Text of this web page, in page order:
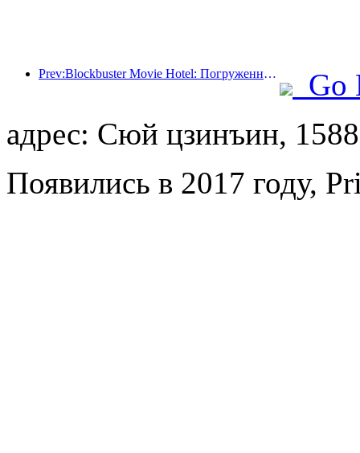
Prev:Blockbuster Movie Hotel: Погруженный в путешествие света и тени, Blockbuster Movie Hotel определяет новый опыт путешествий
Go
адрес: Сюй цзинъин,
Появились в 2017 году,